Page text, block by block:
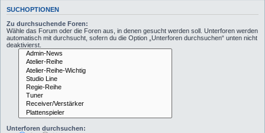
SUCHOPTIONEN
Zu durchsuchende Foren:
Wähle das Forum oder die Foren aus, in denen gesucht werden soll. Unterforen werden
automatisch mit durchsucht, sofern du die Option „Unterforen durchsuchen“ unten nicht
deaktivierst.
Unterforen durchsuchen: